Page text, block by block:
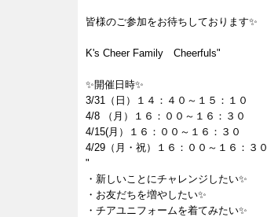
皆様のご参加をお待ちしております✨
K's Cheer Family Cheerfuls"
✨開催日時✨
3/31（日）１４：４０～１５：１０
4/8 （月）１６：００～１６：３０
4/15(月）１６：００～１６：３０
4/29（月・祝）１６：００～１６：３０
"
・新しいことにチャレンジしたい✨
・お友だちを増やしたい✨
・チアユニフォームを着てみたい✨